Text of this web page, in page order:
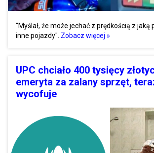
"Myślał, że może jechać z prędkością z jaką
inne pojazdy". Zobacz więcej »
UPC chciało 400 tysięcy
emeryta za zalany sprzęt,
wycofuje